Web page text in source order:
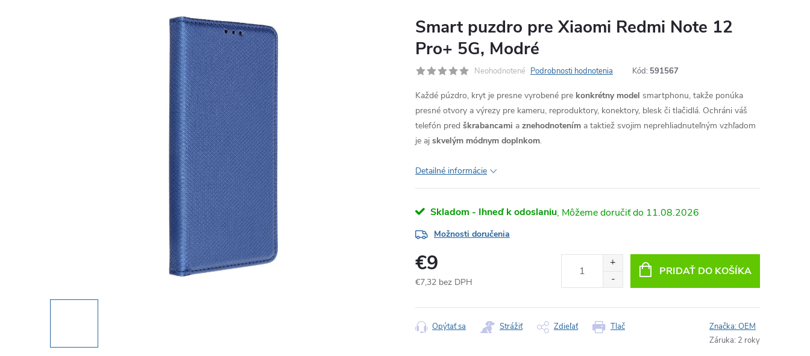
Smart puzdro pre Xiaomi Redmi Note 12
Pro+ 5G, Modré
Neohodnotené Podrobnosti hodnotenia Kód: 591567
Každé púzdro, kryt je presne vyrobené pre konkrétny model smartphonu, takže ponúka
presné otvory a výrezy pre kameru, reproduktory, konektory, blesk či tlačidlá. Ochráni váš
telefón pred škrabancami a znehodnotením a taktiež svojim neprehliadnuteľným vzhľadom
je aj skvelým módnym doplnkom.
Detailné informácie
Skladom - Ihneď k odoslaniu 11.08.2026
Možnosti doručenia
€9
€7,32 bez DPH
cena:
PRIDAŤ DO KOŠÍKA
Tlač
Opýtať sa Strážiť Zdieľať Značka:OEM
Záruka: 2 roky